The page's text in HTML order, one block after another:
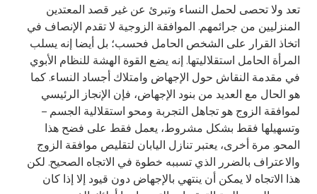
تعد ولا تحصى لحمل النساء وتبرئ عن غير قصد المعتدين
المنزليين من جرائمهم. الموافقة الزوجية لا تقدم الإنصاف في
اتخاذ القرار على الشخص الحامل فحسب؛ بل أيضا إنه يسلب
المرأة الحامل استقلاليتها. إنه يضع القوة الهشة للنظام الأبوي
في مقدمة النقاش حول الإجهاض وامتلاك أجساد النساء. كما
هو الحال مع العديد من بنود الإجهاض، فإن الإنجاز الرئيسي
لموافقة الزوج هو تجاهل التجربة ومحو استقلالية الجسم –
وتسهيلها فقط بشكل مشروط، يعمل فقط على فضح هذا
المحو. مرة أخرى، يعتبر تنازل اليابان لتقليص موافقة الزوج
والاعتراف بالضرر الذي تسببه خطوة في الاتجاه الصحيح. لكن
هذا الاتجاه لا يمكن أن ينتهي بالإجهاض دون قيود إلا إذا كان